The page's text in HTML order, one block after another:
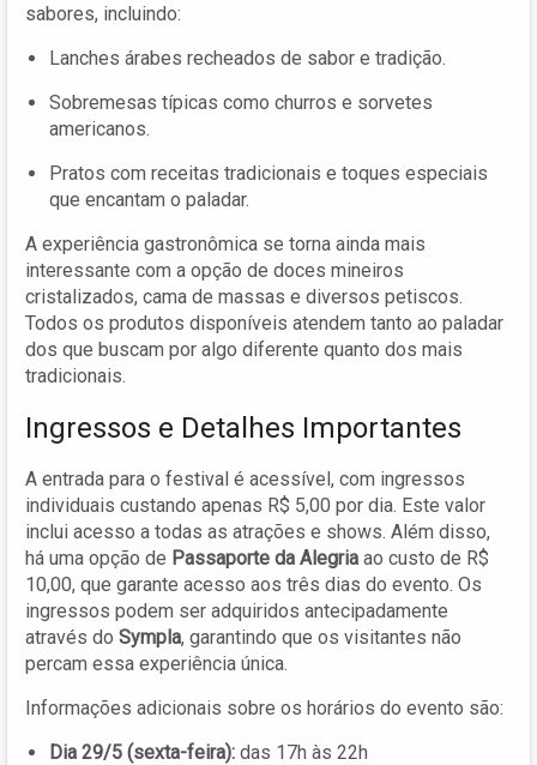
sabores, incluindo:
Lanches árabes recheados de sabor e tradição.
Sobremesas típicas como churros e sorvetes
americanos.
Pratos com receitas tradicionais e toques especiais
que encantam o paladar.
A experiência gastronômica se torna ainda mais
interessante com a opção de doces mineiros
cristalizados, cama de massas e diversos petiscos.
Todos os produtos disponíveis atendem tanto ao paladar
dos que buscam por algo diferente quanto dos mais
tradicionais.
Ingressos e Detalhes Importantes
A entrada para o festival é acessível, com ingressos
individuais custando apenas R$ 5,00 por dia. Este valor
inclui acesso a todas as atrações e shows. Além disso,
há uma opção de Passaporte da Alegria ao custo de R$
10,00, que garante acesso aos três dias do evento. Os
ingressos podem ser adquiridos antecipadamente
através do Sympla, garantindo que os visitantes não
percam essa experiência única.
Informações adicionais sobre os horários do evento são:
Dia 29/5 (sexta-feira): das 17h às 22h